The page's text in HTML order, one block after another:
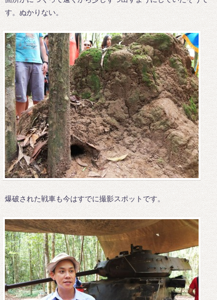
す。ぬかりない。
爆破された戦車も今はすでに撮影スポットです。